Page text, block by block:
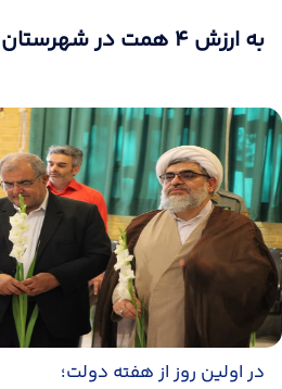
به ارزش ۴ همت در شهرستان البرز
در اولین روز از هفته دولت؛